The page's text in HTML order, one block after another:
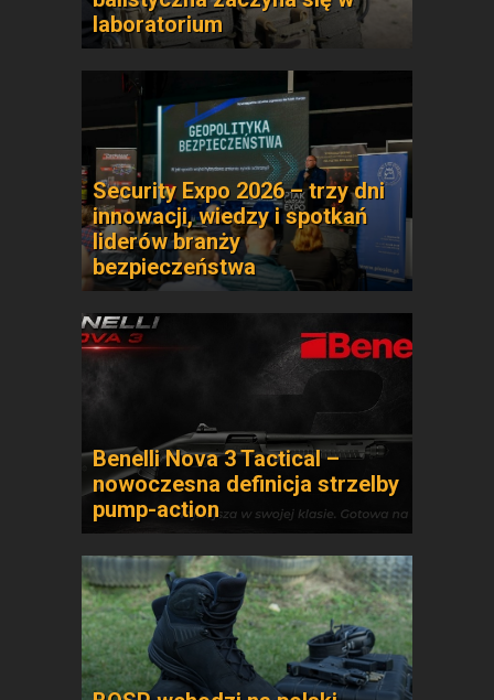
laboratorium
Security Expo 2026 – trzy dni
innowacji, wiedzy i spotkań
liderów branży
bezpieczeństwa
Benelli Nova 3 Tactical –
nowoczesna definicja strzelby
pump-action